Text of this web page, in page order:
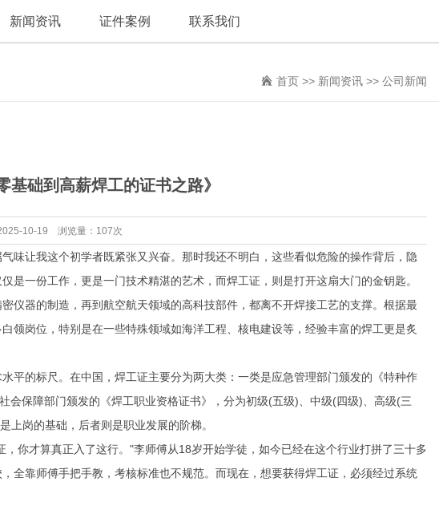
新闻资讯 证件案例 联系我们
首页 >> 新闻资讯 >> 公司新闻
基础到高薪焊工的证书之路》
10-19 浏览量：107次
味让我这个初学者既紧张又兴奋。那时我还不明白，这些看似危险的操作背后，隐
一份工作，更是一门技术精湛的艺术，而焊工证，则是打开这扇大门的金钥匙。
仪器的制造，再到航空航天领域的高科技部件，都离不开焊接工艺的支撑。根据最
领岗位，特别是在一些特殊领域如海洋工程、核电建设等，经验丰富的焊工更是炙
平的标尺。在中国，焊工证主要分为两大类：一类是应急管理部门颁发的《特种作
保障部门颁发的《焊工职业资格证书》，分为初级(五级)、中级(四级)、高级(三
岗的基础，后者则是职业发展的阶梯。
你才算真正入了这行。"李师傅从18岁开始学徒，如今已经在这个行业打拼了三十多
全靠师傅手把手教，考核标准也不规范。而现在，想要获得焊工证，必须经过系统